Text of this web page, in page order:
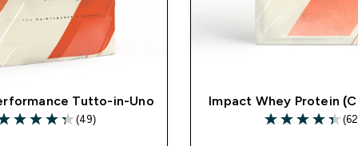
Tutto-in-Uno
out of 5 stars
(49)
Impact Whey Protein
4.4 out of 5